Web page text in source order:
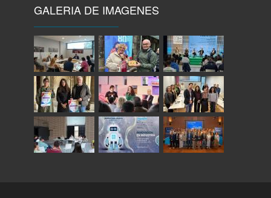
GALERIA DE IMAGENES